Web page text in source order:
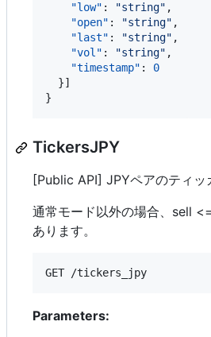
"low" : "string" ,
"open" : "string" ,
"last" : "string" ,
"vol" : "string" ,
"timestamp" : 0
  }]
}
TickersJPY
[Public API] JPYペアのティッ
通常モード以外の場合、sell
あります。
GET /tickers_jpy
Parameters: